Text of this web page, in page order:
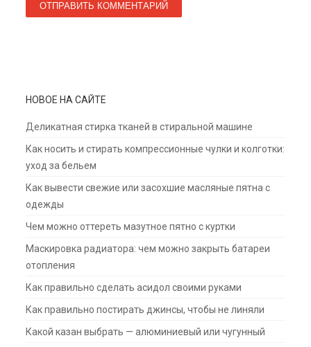
НОВОЕ НА САЙТЕ
Деликатная стирка тканей в стиральной машине
Как носить и стирать компрессионные чулки и колготки:
уход за бельем
Как вывести свежие или засохшие масляные пятна с
одежды
Чем можно оттереть мазутное пятно с куртки
Маскировка радиатора: чем можно закрыть батареи
отопления
Как правильно сделать асидол своими руками
Как правильно постирать джинсы, чтобы не линяли
Какой казан выбрать — алюминиевый или чугунный